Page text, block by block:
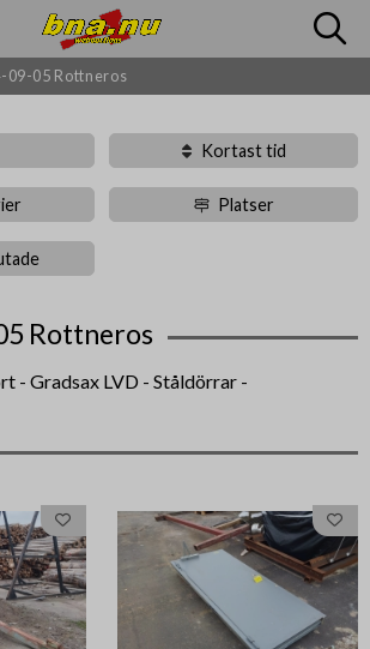
09-05 Rottneros
Kortast tid
Platser
Rottneros
- Gradsax LVD - Ståldörrar -